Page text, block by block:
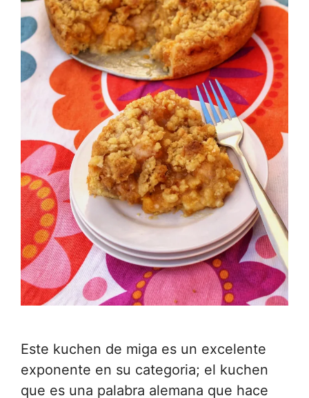
Este kuchen de miga es un excelente
exponente en su categoria; el kuchen
que es una palabra alemana que hace